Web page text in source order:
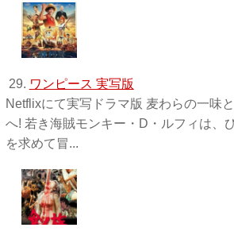
29. ワンピース 実写版
Netflixにて実写ドラマ版 麦わらの一味
へ! 若き海賊モンキー・D・ルフィは、
を求めて冒...